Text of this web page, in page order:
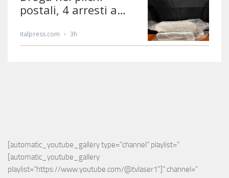
[automatic_youtube_gallery type="channel" playlist="
[automatic_youtube_gallery
playlist="https://www.youtube.com/@tvlaser1"]" channel="